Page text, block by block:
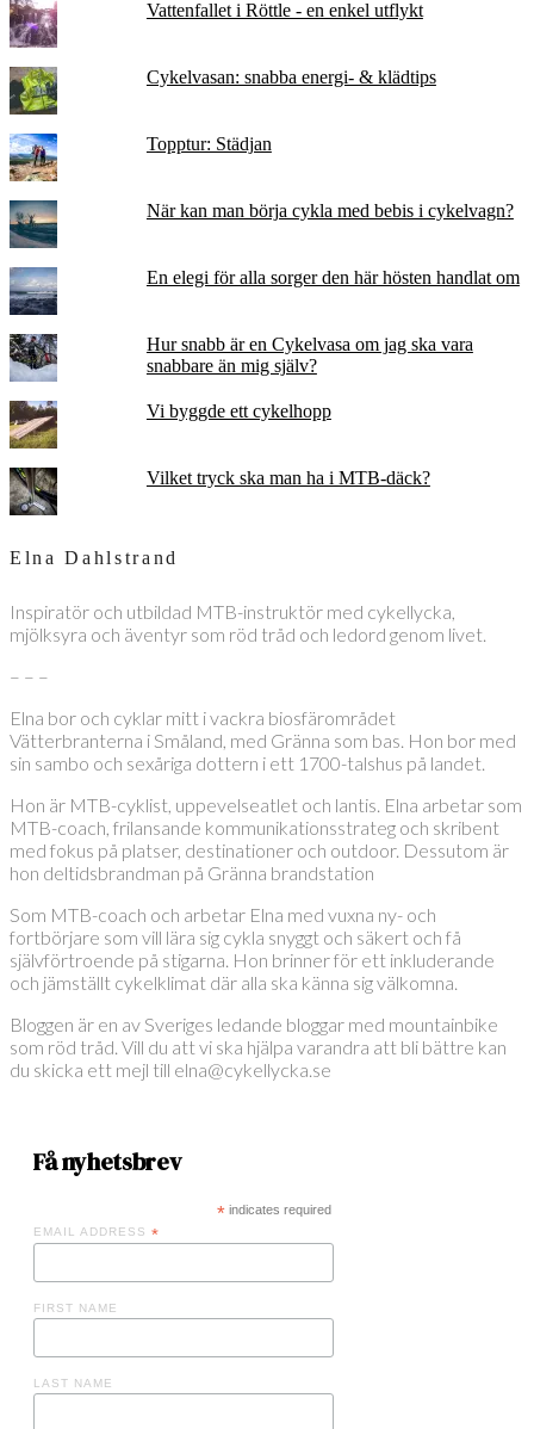
Vattenfallet i Röttle - en enkel utflykt
Cykelvasan: snabba energi- & klädtips
Topptur: Städjan
När kan man börja cykla med bebis i cykelvagn?
En elegi för alla sorger den här hösten handlat om
Hur snabb är en Cykelvasa om jag ska vara
snabbare än mig själv?
Vi byggde ett cykelhopp
Vilket tryck ska man ha i MTB-däck?
Elna Dahlstrand
Inspiratör och utbildad MTB-instruktör med cykellycka,
mjölksyra och äventyr som röd tråd och ledord genom livet.
– – –
Elna bor och cyklar mitt i vackra biosfärområdet
Vätterbranterna i Småland, med Gränna som bas. Hon bor med
sin sambo och sexåriga dottern i ett 1700-talshus på landet.
Hon är MTB-cyklist, uppevelseatlet och lantis. Elna arbetar som
MTB-coach, frilansande kommunikationsstrateg och skribent
med fokus på platser, destinationer och outdoor. Dessutom är
hon deltidsbrandman på Gränna brandstation
Som MTB-coach och arbetar Elna med vuxna ny- och
fortbörjare som vill lära sig cykla snyggt och säkert och få
självförtroende på stigarna. Hon brinner för ett inkluderande
och jämställt cykelklimat där alla ska känna sig välkomna.
Bloggen är en av Sveriges ledande bloggar med mountainbike
som röd tråd. Vill du att vi ska hjälpa varandra att bli bättre kan
du skicka ett mejl till elna@cykellycka.se
Få nyhetsbrev
*indicates required
EMAIL ADDRESS *
FIRST NAME
LAST NAME